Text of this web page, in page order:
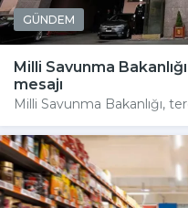
GÜNDEM
Milli Savunma
mesajı
Milli Savunma Bakanlığı,